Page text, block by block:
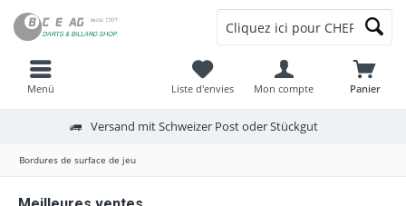
Menü Panier
Liste d'envies Mon compte
Versand mit Schweizer Post oder Stückgut
Bordures de surface de jeu